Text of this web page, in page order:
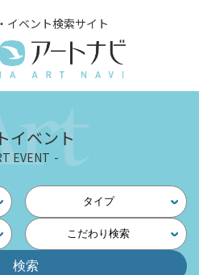
イベント検索サイト
イベント
EVENT
タイプ
こだわり検索